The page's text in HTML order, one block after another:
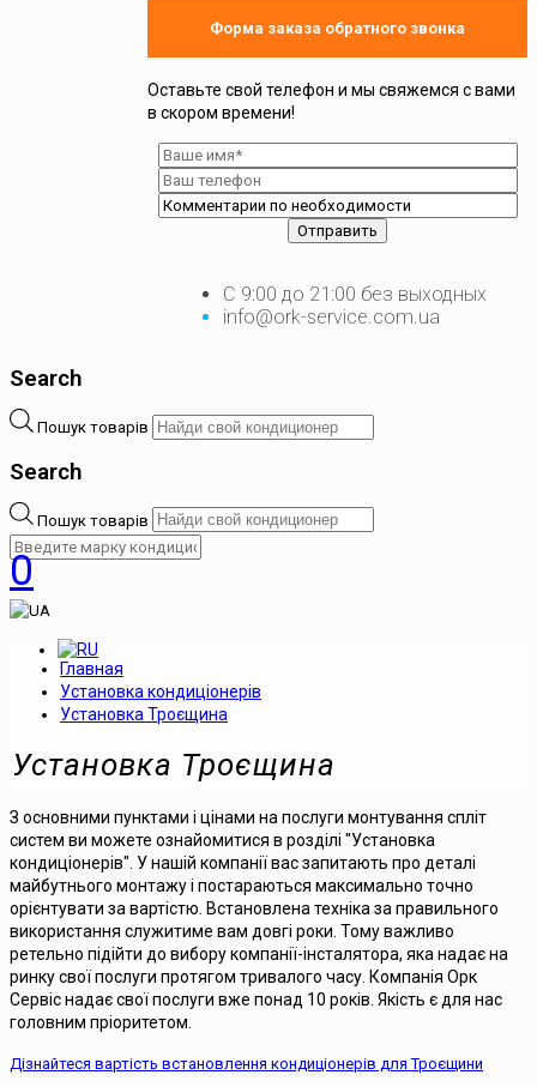
Форма заказа обратного звонка
Оставьте свой телефон и мы свяжемся с вами
в скором времени!
С 9:00 до 21:00 без выходных
info@ork-service.com.ua
Search
Пошук товарів
Search
Пошук товарів
0
Главная
Установка кондиціонерів
Установка Троєщина
Установка Троєщина
З основними пунктами і цінами на послуги монтування спліт
систем ви можете ознайомитися в розділі "Установка
кондиціонерів". У нашій компанії вас запитають про деталі
майбутнього монтажу і постараються максимально точно
орієнтувати за вартістю. Встановлена техніка за правильного
використання служитиме вам довгі роки. Тому важливо
ретельно підійти до вибору компанії-інсталятора, яка надає на
ринку свої послуги протягом тривалого часу. Компанія Орк
Сервіс надає свої послуги вже понад 10 років. Якість є для нас
головним пріоритетом.
Дізнайтеся вартість встановлення кондиціонерів для Троєщини